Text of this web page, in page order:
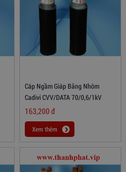
Cáp Ngầm Giáp Băng Nhôm
Cadivi CVV/DATA 70/0,6/1kV
163,200đ
Xem thêm